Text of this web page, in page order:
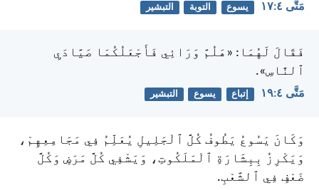
مَتَّى ٤:‏١٧ يسوع التوبة التبشير
فَقَالَ لَهُمَا: «هَلُمَّ وَرَائِي فَأَجْعَلُكُمَا صَيَّادَيِ
ٱلنَّاسِ».
مَتَّى ٤:‏١٩ إتباع يسوع التبشير
وَكَانَ يَسُوعُ يَطُوفُ كُلَّ ٱلْجَلِيلِ يُعَلِّمُ فِي مَجَامِعِهِمْ،
وَيَكْرِزُ بِبِشَارَةِ ٱلْمَلَكُوتِ، وَيَشْفِي كُلَّ مَرَضٍ وَكُلَّ
ضَعْفٍ فِي ٱلشَّعْبِ.